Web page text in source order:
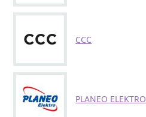
CCC
PLANEO ELEKTRO